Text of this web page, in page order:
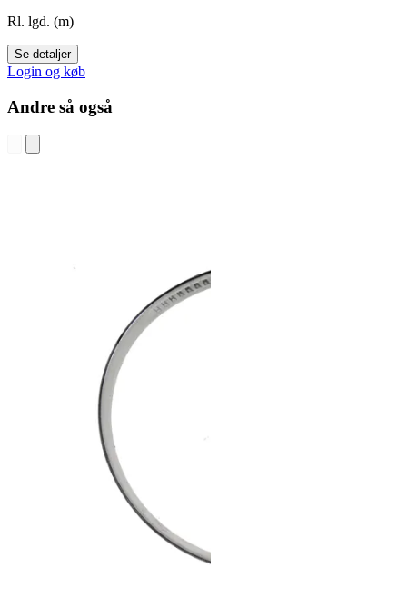
Rl. lgd. (m)
Se detaljer
Login og køb
Andre så også